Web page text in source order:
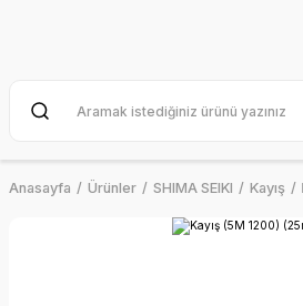
Anasayfa Ürünler SHIMA SEIKI Kayış